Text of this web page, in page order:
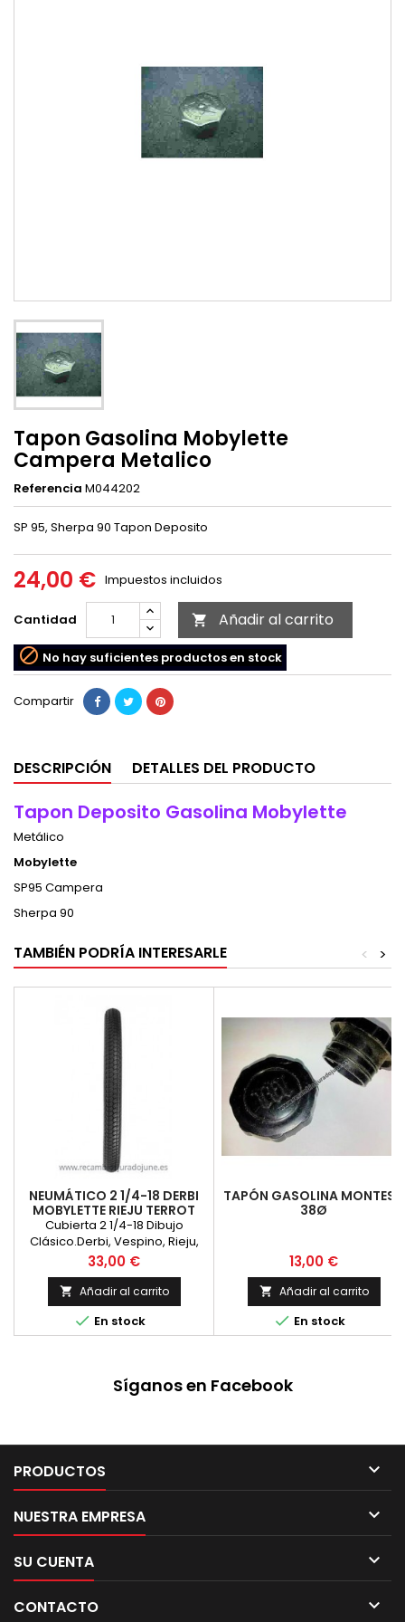
Tapon Gasolina Mobylette
Campera Metalico
Referencia M044202
SP 95, Sherpa 90 Tapon Deposito
24,00 € Impuestos incluidos
Cantidad  Añadir al carrito
 No hay suficientes productos en stock
Compartir
DESCRIPCIÓN DETALLES DEL PRODUCTO
Tapon Deposito Gasolina Mobylette
Metálico
Mobylette
SP95 Campera
Sherpa 90
TAMBIÉN PODRÍA INTERESARLE >
<
NEUMÁTICO 2 1/4-18 DERBI
MOBYLETTE RIEJU TERROT
Cubierta 2 1/4-18 Dibujo
Clásico.Derbi, Vespino, Rieju,
Mobylette2
Precio
33,00 €
 Añadir al carrito
 En stock
TAPÓN GASOLINA MONTESA
38Ø
Precio
13,00 €
 Añadir al carrito
 En stock
Síganos en Facebook
PRODUCTOS 
NUESTRA EMPRESA 
SU CUENTA 
CONTACTO 